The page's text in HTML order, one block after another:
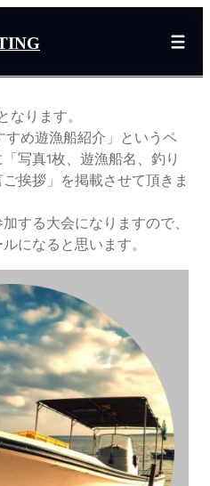
なります。
すめ遊漁船紹介」というペ
写真1枚、遊漁船名、釣り
挨拶」を掲載させて頂きま
する大会になりますので、
になると思います。